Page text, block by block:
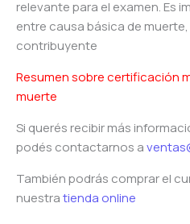
relevante para el examen. Es
entre causa básica de
contribuyente
Resumen sobre certificación
muerte
Si querés recibir más
podés contactarnos a
También podrás comprar el
nuestratienda online